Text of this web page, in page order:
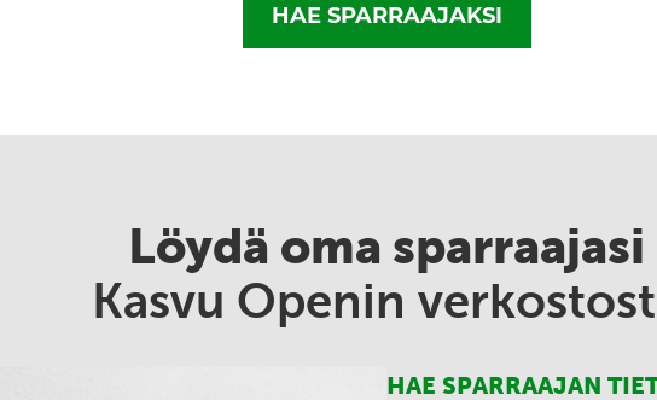
HAE SPARRAAJAKSI
Löydä oma sparraajasi
Kasvu Openin
HAE SPARRAAJAN